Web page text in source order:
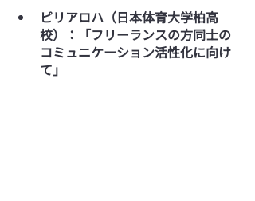
ピリアロハ（日本体育大学柏高
校）：「フリーランスの方同士の
コミュニケーション活性化に向け
て」